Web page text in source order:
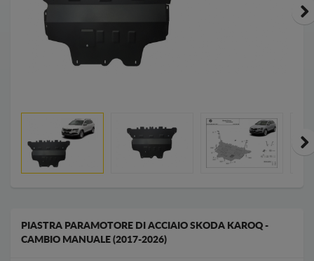
PIASTRA PARAMOTORE DI ACCIAIO SKODA KAROQ -
CAMBIO MANUALE (2017-2026)